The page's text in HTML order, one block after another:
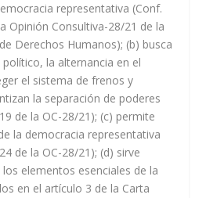
representativa (Conf.
Opinión Consultiva-28/21 de la
Derechos Humanos); (b) busca
la alternancia en el
el sistema de frenos y
la separación de poderes
de la OC-28/21); (c) permite
la democracia representativa
de la OC-28/21); (d) sirve
elementos esenciales de la
en el artículo 3 de la Carta